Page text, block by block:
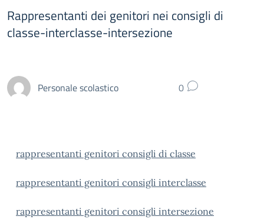
Rappresentanti dei genitori nei consigli di
classe-interclasse-intersezione
Personale scolastico 0
rappresentanti genitori consigli di classe
rappresentanti genitori consigli interclasse
rappresentanti genitori consigli intersezione